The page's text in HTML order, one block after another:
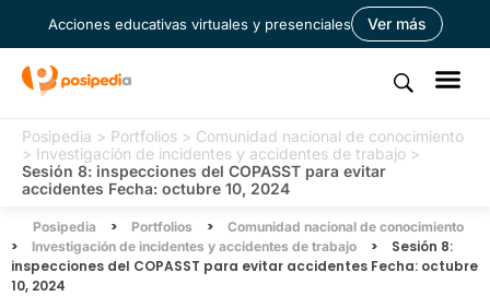
Acciones educativas virtuales y presenciales Ver más
Posipedia > Portfolios > Comunidad nacional de conocimiento
> Investigación de incidentes y accidentes de trabajo >
Sesión 8: inspecciones del COPASST para evitar
accidentes Fecha: octubre 10, 2024
Posipedia > Portfolios > Comunidad nacional de conocimiento
> Investigación de incidentes y accidentes de trabajo >
Sesión 8:
inspecciones del COPASST para evitar accidentes Fecha: octubre
10, 2024